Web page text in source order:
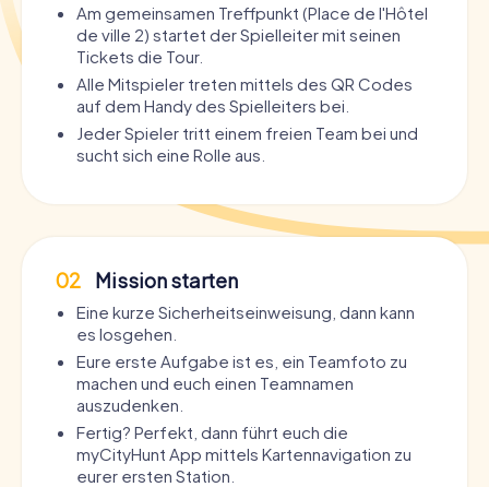
Am gemeinsamen Treffpunkt (Place de l'Hôtel
de ville 2) startet der Spielleiter mit seinen
Tickets die Tour.
Alle Mitspieler treten mittels des QR Codes
auf dem Handy des Spielleiters bei.
Jeder Spieler tritt einem freien Team bei und
sucht sich eine Rolle aus.
02 Mission starten
Eine kurze Sicherheitseinweisung, dann kann
es losgehen.
Eure erste Aufgabe ist es, ein Teamfoto zu
machen und euch einen Teamnamen
auszudenken.
Fertig? Perfekt, dann führt euch die
myCityHunt App mittels Kartennavigation zu
eurer ersten Station.